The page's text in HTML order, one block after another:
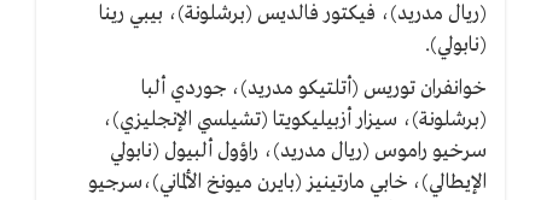
(ريال مدريد)، فيكتور فالديس (برشلونة)، بيبي رينا
(نابولي).
خوانفران توريس (أتلتيكو مدريد)، جوردي ألبا
(برشلونة)، سيزار أزبيليكويتا (تشيلسي الإنجليزي)،
سرخيو راموس (ريال مدريد)، راؤول ألبيول (نابولي
الإيطالي)، خابي مارتينيز (بايرن ميونخ الألماني)،سرجيو